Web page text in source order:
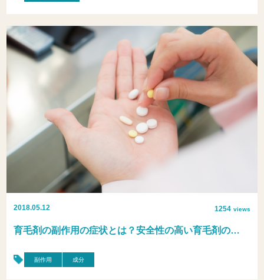
2018.05.12 1254 views
育毛剤の副作用の症状とは？安全性の高い育毛剤の…
副作用 成分